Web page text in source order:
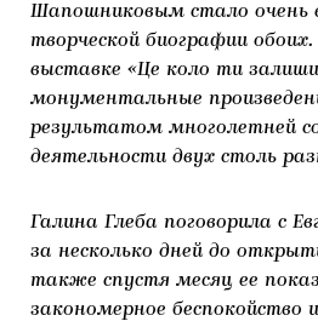
Шапошниковым стало очень
творческой биографии
выставке «Це коло ти
монументальные
результатом многолетней
деятельности двух столь
Галина Глеба поговорила с
за несколько дней до
также спустя месяц ее
закономерное беспокойство